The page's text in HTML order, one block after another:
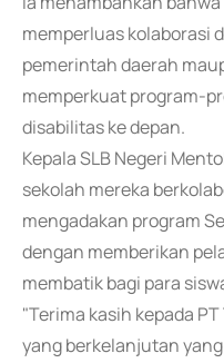
memperluas kolaborasi
pemerintah daerah
memperkuat program-
disabilitas ke depan.
Kepala SLB Negeri
sekolah mereka
mengadakan program
dengan memberikan
membatik bagi para
"Terima kasih kepada
yang berkelanjutan